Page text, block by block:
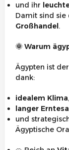
und ihr
Damit sind sie
Großhandel.
🌞 Warum
Ägypten ist der
dank:
idealem Klima,
langer
und
Ägyptische